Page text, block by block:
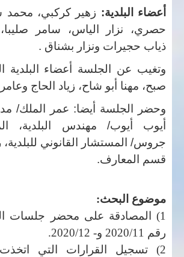
أعضاء البلدية: زهير كركبي، محمد
حصري، نزار الياس، سامر
ذياب حجيرات ونزار بشناق .
وتغيب عن الجلسة أعضاء البلدية
صبح، مهنا أبو شاح، زياد الحاج
وحضر الجلسة أيضا: عمر الملك/
أيوب أيوب/ مهندس البلدية،
جروس/ المستشار القانوني
قسم المعارف.
موضوع البحث:
1) المصادقة على محضر جلسات
رقم 2020/11 و- 2020/12.
2) تسجيل القرارات التي